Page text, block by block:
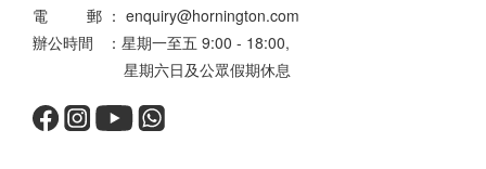
電 郵 ： enquiry@hornington.com
辦公時間 ：星期一至五 9:00 - 18:00,
星期六日及公眾假期休息